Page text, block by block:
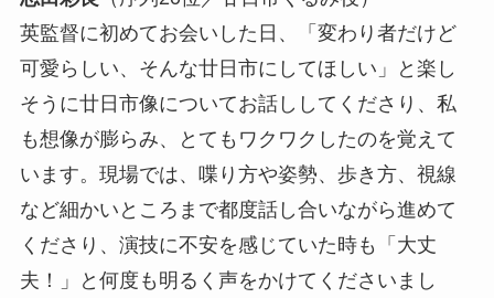
英監督に初めてお会いした日、「変わり者だけど
可愛らしい、そんな廿日市にしてほしい」と楽し
そうに廿日市像についてお話ししてくださり、私
も想像が膨らみ、とてもワクワクしたのを覚えて
います。現場では、喋り方や姿勢、歩き方、視線
など細かいところまで都度話し合いながら進めて
くださり、演技に不安を感じていた時も「大丈
夫！」と何度も明るく声をかけてくださいまし